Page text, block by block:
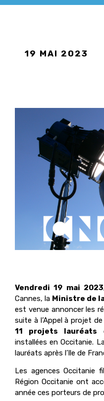
19 MAI 2023
Vendredi 19 mai
Cannes, la Ministre de
est venue annoncer les
suite à l’Appel à projet de
11 projets lauréats
installées en Occitanie.
lauréats après l’Ile de
Les agences Occitanie
Région Occitanie ont
année ces porteurs de